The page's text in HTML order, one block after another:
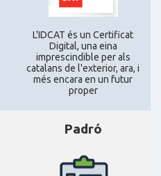
L'IDCAT és un Certificat
Digital, una eina
imprescindible per als
catalans de l'exterior, ara, i
més encara en un futur
proper
Padró